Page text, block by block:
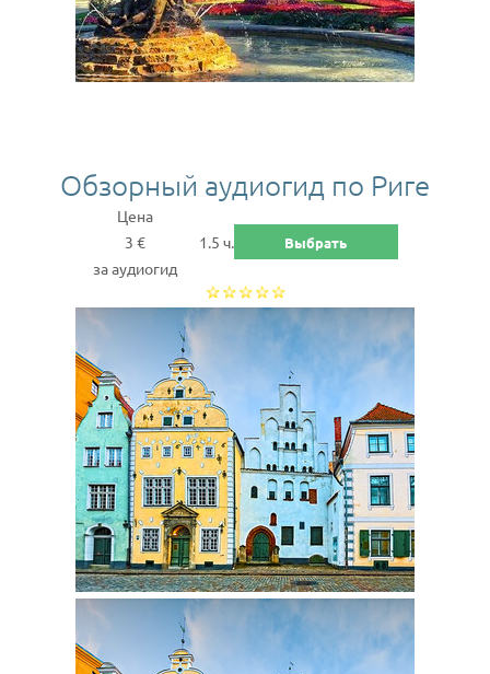
Обзорный аудиогид по Риге
Цена
3 €
за аудиогид
1.5 ч. Выбрать